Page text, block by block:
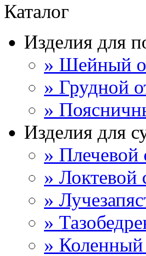
Каталог
Изделия для
» Шейный
» Грудной
»
Изделия для
» Плечевой
» Локтевой
»
»
» Коленный